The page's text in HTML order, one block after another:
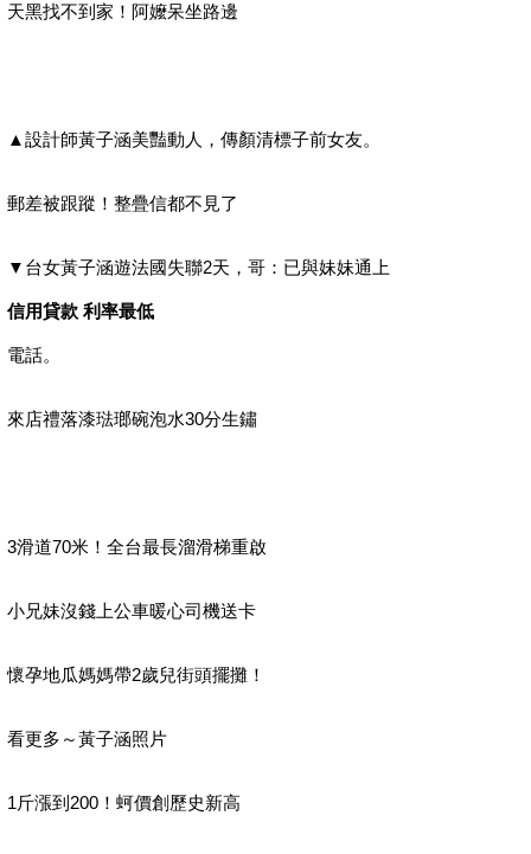
天黑找不到家！阿嬤呆坐路邊
▲設計師黃子涵美豔動人，傳顏清標子前女友。
郵差被跟蹤！整疊信都不見了
▼台女黃子涵遊法國失聯2天，哥：已與妹妹通上
信用貸款 利率最低
電話。
來店禮落漆琺瑯碗泡水30分生鏽
3滑道70米！全台最長溜滑梯重啟
小兄妹沒錢上公車暖心司機送卡
懷孕地瓜媽媽帶2歲兒街頭擺攤！
看更多～黃子涵照片
1斤漲到200！蚵價創歷史新高